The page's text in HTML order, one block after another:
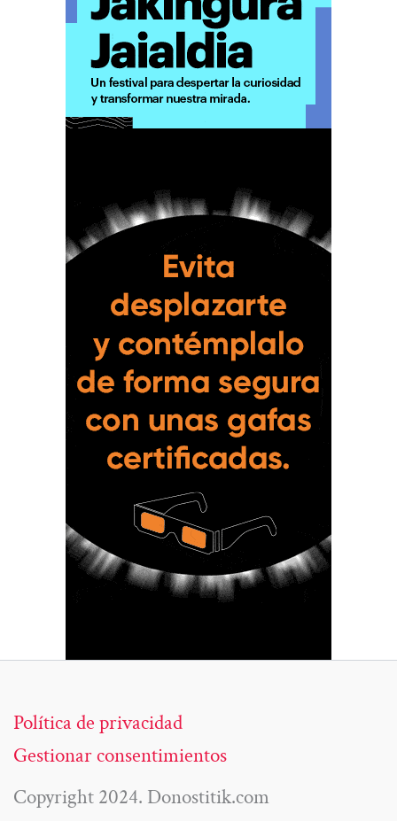
Política de privacidad
Gestionar consentimientos
Copyright 2024. Donostitik.com